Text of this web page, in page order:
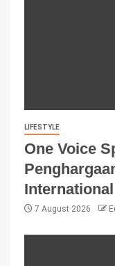
LIFESTYLE
One Voice
7 August 2026